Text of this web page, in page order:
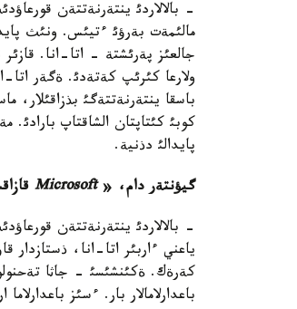
- بالالاردئ ينتةرنةتتةن
مالئمةت بةرؤئ ءتيئس. ونئث
جالعئز پةرئشتة - اتا-انا. قازئر
ولارعا كئرئپ كةتةدئ. ةگةر اتا-
باسقا ينتةرنةتتةگئ بذزاقئلار،
كوبئ كئتاپتان الشاقتاپ
پايدالئ دذنية.
گيؤنتةر دام، « Microsoft
- بالالاردئ ينتةرنةتتةن
ياعني ءاربئر اتا-انا، ذستازدار
كةرةك. ةكئنشئسئ - جاثا
باعدارلامالار بار. ءسئز